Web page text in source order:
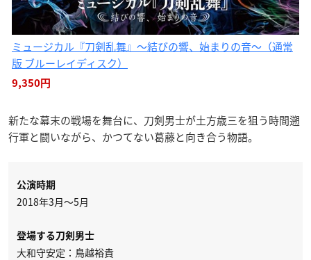
ミュージカル『刀剣乱舞』〜結びの響、始まりの音〜（通常
版 ブルーレイディスク）
9,350円
新たな幕末の戦場を舞台に、刀剣男士が土方歳三を狙う時間遡
行軍と闘いながら、かつてない葛藤と向き合う物語。
公演時期
2018年3月～5月
登場する刀剣男士
大和守安定：鳥越裕貴